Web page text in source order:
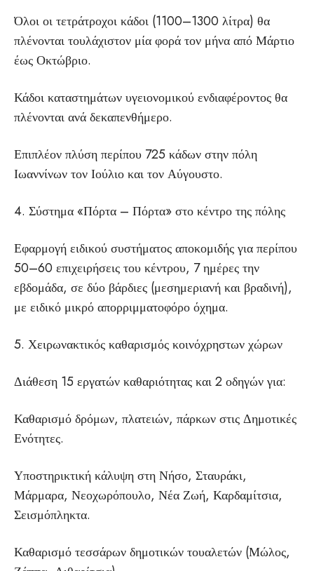
Όλοι οι τετράτροχοι κάδοι (1100–1300 λίτρα) θα
πλένονται τουλάχιστον μία φορά τον μήνα από Μάρτιο
έως Οκτώβριο.
Κάδοι καταστημάτων υγειονομικού ενδιαφέροντος θα
πλένονται ανά δεκαπενθήμερο.
Επιπλέον πλύση περίπου 725 κάδων στην πόλη
Ιωαννίνων τον Ιούλιο και τον Αύγουστο.
4. Σύστημα «Πόρτα – Πόρτα» στο κέντρο της πόλης
Εφαρμογή ειδικού συστήματος αποκομιδής για περίπου
50–60 επιχειρήσεις του κέντρου, 7 ημέρες την
εβδομάδα, σε δύο βάρδιες (μεσημεριανή και βραδινή),
με ειδικό μικρό απορριμματοφόρο όχημα.
5. Χειρωνακτικός καθαρισμός κοινόχρηστων χώρων
Διάθεση 15 εργατών καθαριότητας και 2 οδηγών για:
Καθαρισμό δρόμων, πλατειών, πάρκων στις Δημοτικές
Ενότητες.
Υποστηρικτική κάλυψη στη Νήσο, Σταυράκι,
Μάρμαρα, Νεοχωρόπουλο, Νέα Ζωή, Καρδαμίτσια,
Σεισμόπληκτα.
Καθαρισμό τεσσάρων δημοτικών τουαλετών (Μώλος,